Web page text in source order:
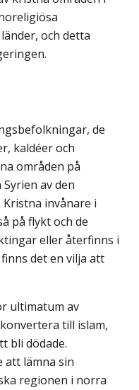
och detta
de
kaldéer och
områden på
av den
invånare i
på flykt och de
eller återfinns i
det en vilja att
ultimatum av
till islam,
bli dödade.
att lämna sin
regionen i norra